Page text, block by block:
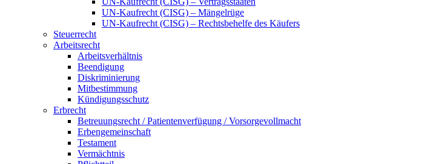
UN-Kaufrecht (CISG) – Mängelrüge
UN-Kaufrecht (CISG) – Rechtsbehelfe des Käufers
Steuerrecht
Arbeitsrecht
Arbeitsverhältnis
Beendigung
Dis­kri­mi­nie­rung
Mitbestimmung
Kündigungsschutz
Erbrecht
Betreuungsrecht / Patientenverfügung / Vorsorgevollmacht
Erbengemeinschaft
Testament
Vermächtnis